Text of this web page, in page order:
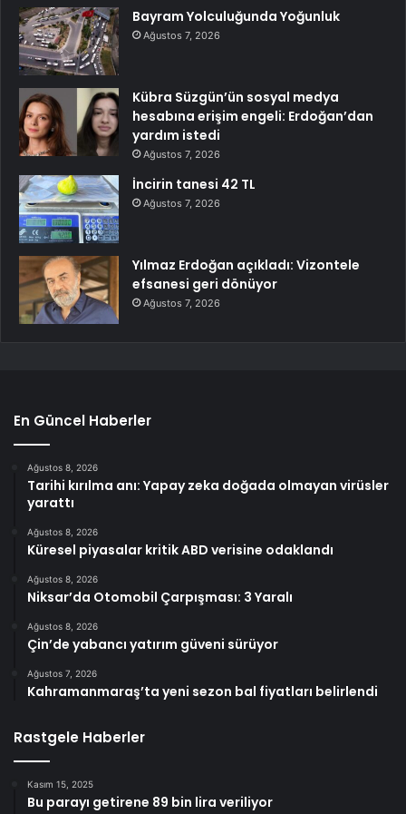
Bayram Yolculuğunda Yoğunluk
Ağustos 7, 2026
Kübra Süzgün’ün sosyal medya
hesabına erişim engeli: Erdoğan’dan
yardım istedi
Ağustos 7, 2026
İncirin tanesi 42 TL
Ağustos 7, 2026
Yılmaz Erdoğan açıkladı: Vizontele
efsanesi geri dönüyor
Ağustos 7, 2026
En Güncel Haberler
Ağustos 8, 2026
Tarihi kırılma anı: Yapay zeka doğada olmayan virüsler
yarattı
Ağustos 8, 2026
Küresel piyasalar kritik ABD verisine odaklandı
Ağustos 8, 2026
Niksar’da Otomobil Çarpışması: 3 Yaralı
Ağustos 8, 2026
Çin’de yabancı yatırım güveni sürüyor
Ağustos 7, 2026
Kahramanmaraş’ta yeni sezon bal fiyatları belirlendi
Rastgele Haberler
Kasım 15, 2025
Bu parayı getirene 89 bin lira veriliyor